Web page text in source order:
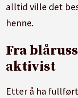
alltid ville det
henne.
Fra
aktivist
Etter å ha